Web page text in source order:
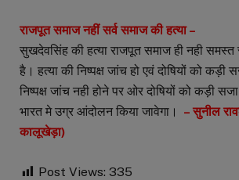
राजपूत समाज नहीं सर्व समाज की हत्या –
सुखदेवसिंह की हत्या राजपूत समाज ही नही समस्त
है। हत्या की निष्पक्ष जांच हो एवं दोषियों को कड़ी
निष्पक्ष जांच नही होने पर ओर दोषियों को कड़ी
भारत मे उग्र आंदोलन किया जावेगा।
– सुनील
कालूखेड़ा)
Post Views: 335